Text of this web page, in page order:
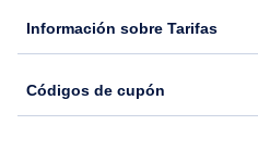
Información sobre Tarifas
Códigos de cupón